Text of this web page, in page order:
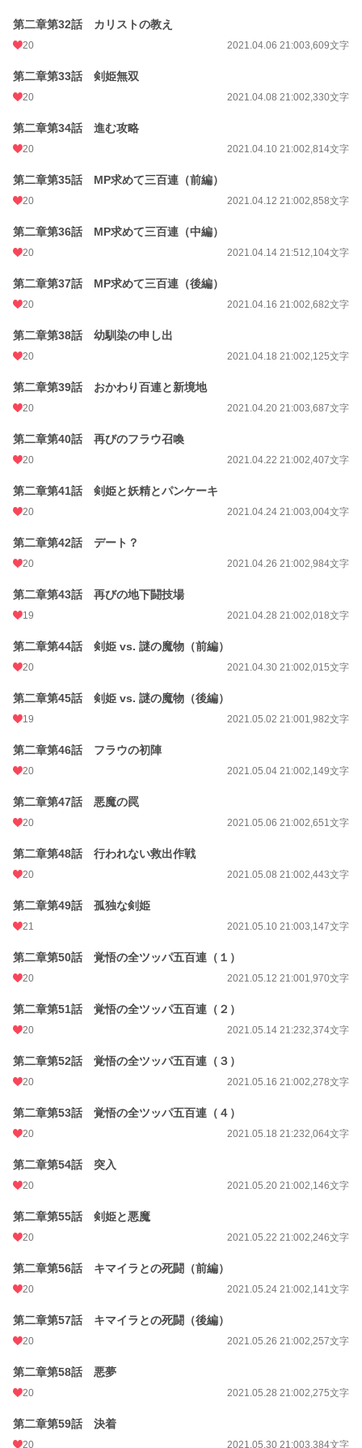
第二章第32話 カリストの教え
20 2021.04.06 21:003,609文字
第二章第33話 剣姫無双
20 2021.04.08 21:002,330文字
第二章第34話 進む攻略
20 2021.04.10 21:002,814文字
第二章第35話 MP求めて三百連（前編）
20 2021.04.12 21:002,858文字
第二章第36話 MP求めて三百連（中編）
20 2021.04.14 21:512,104文字
第二章第37話 MP求めて三百連（後編）
20 2021.04.16 21:002,682文字
第二章第38話 幼馴染の申し出
20 2021.04.18 21:002,125文字
第二章第39話 おかわり百連と新境地
20 2021.04.20 21:003,687文字
第二章第40話 再びのフラウ召喚
20 2021.04.22 21:002,407文字
第二章第41話 剣姫と妖精とパンケーキ
20 2021.04.24 21:003,004文字
第二章第42話 デート？
20 2021.04.26 21:002,984文字
第二章第43話 再びの地下闘技場
19 2021.04.28 21:002,018文字
第二章第44話 剣姫 vs. 謎の魔物（前編）
20 2021.04.30 21:002,015文字
第二章第45話 剣姫 vs. 謎の魔物（後編）
19 2021.05.02 21:001,982文字
第二章第46話 フラウの初陣
20 2021.05.04 21:002,149文字
第二章第47話 悪魔の罠
20 2021.05.06 21:002,651文字
第二章第48話 行われない救出作戦
20 2021.05.08 21:002,443文字
第二章第49話 孤独な剣姫
21 2021.05.10 21:003,147文字
第二章第50話 覚悟の全ツッパ五百連（１）
20 2021.05.12 21:001,970文字
第二章第51話 覚悟の全ツッパ五百連（２）
20 2021.05.14 21:232,374文字
第二章第52話 覚悟の全ツッパ五百連（３）
20 2021.05.16 21:002,278文字
第二章第53話 覚悟の全ツッパ五百連（４）
20 2021.05.18 21:232,064文字
第二章第54話 突入
20 2021.05.20 21:002,146文字
第二章第55話 剣姫と悪魔
20 2021.05.22 21:002,246文字
第二章第56話 キマイラとの死闘（前編）
20 2021.05.24 21:002,141文字
第二章第57話 キマイラとの死闘（後編）
20 2021.05.26 21:002,257文字
第二章第58話 悪夢
20 2021.05.28 21:002,275文字
第二章第59話 決着
20 2021.05.30 21:003,384文字